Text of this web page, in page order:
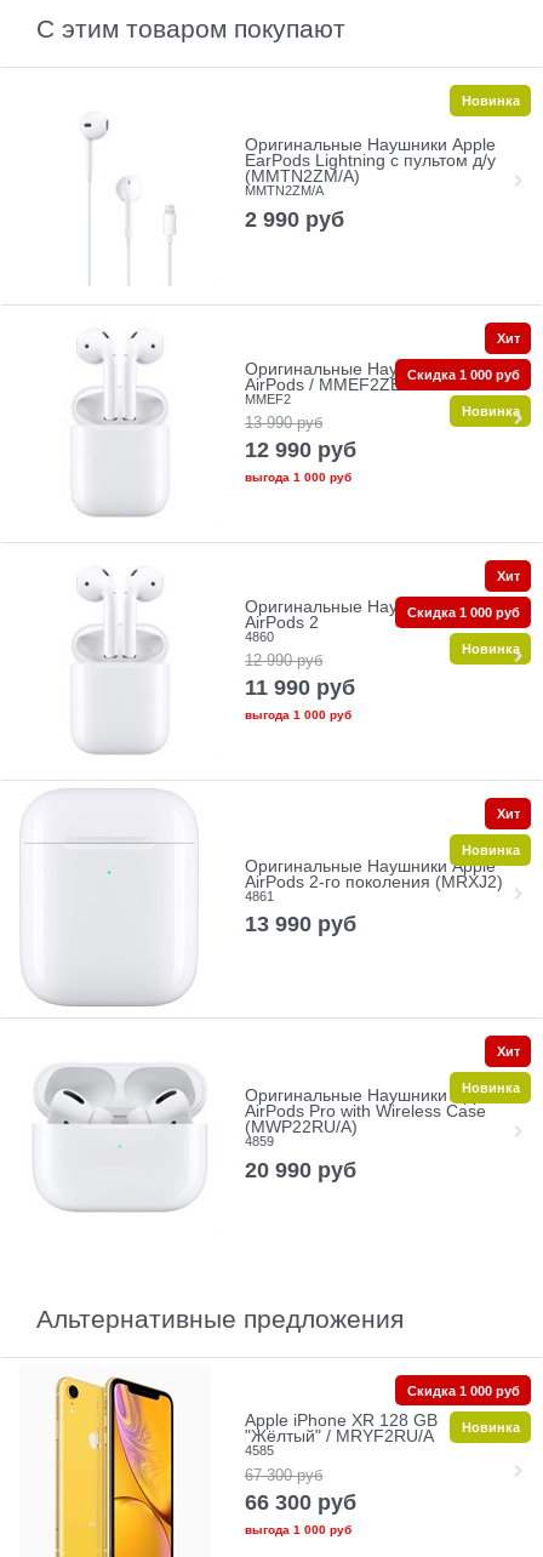
С этим товаром покупают
Оригинальные Наушники Apple
EarPods Lightning с пультом д/у
(MMTN2ZM/A)
MMTN2ZM/A
2 990 руб
Новинка
Оригинальные Наушники Apple
AirPods / MMEF2ZE/A
MMEF2
13 990 руб
12 990 руб
выгода 1 000 руб
Хит
Скидка 1 000 руб
Новинка
Оригинальные Наушники Apple
AirPods 2
4860
12 990 руб
11 990 руб
выгода 1 000 руб
Хит
Скидка 1 000 руб
Новинка
Оригинальные Наушники Apple
AirPods 2‑го поколения (MRXJ2)
4861
13 990 руб
Хит
Новинка
Оригинальные Наушники Apple
AirPods Pro with Wireless Case
(MWP22RU/A)
4859
20 990 руб
Хит
Новинка
Альтернативные предложения
Apple iPhone XR 128 GB
"Жёлтый" / MRYF2RU/A
4585
67 300 руб
66 300 руб
выгода 1 000 руб
Скидка 1 000 руб
Новинка